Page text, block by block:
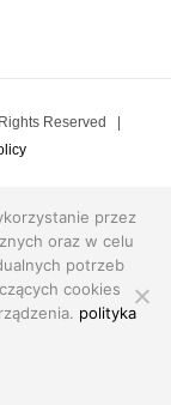
Reserved |
przez
oraz w celu
potrzeb
cookies
polityka